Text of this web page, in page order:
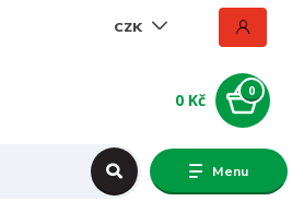
Menu
CZK
0
0 Kč